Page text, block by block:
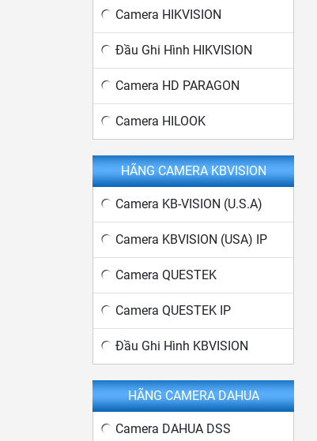
Camera HIKVISION
Đầu Ghi Hình HIKVISION
Camera HD PARAGON
Camera HILOOK
HÃNG CAMERA KBVISION
Camera KB-VISION (U.S.A)
Camera KBVISION (USA) IP
Camera QUESTEK
Camera QUESTEK IP
Đầu Ghi Hình KBVISION
HÃNG CAMERA DAHUA
Camera DAHUA DSS